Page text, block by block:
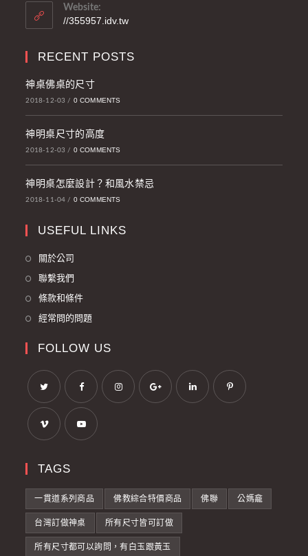
Website:
//355957.idv.tw
RECENT POSTS
神桌佛桌的尺寸
2018-12-03 / 0 COMMENTS
神明桌尺寸的高度
2018-12-03 / 0 COMMENTS
神明桌怎麼設計？和風水禁忌
2018-11-04 / 0 COMMENTS
USEFUL LINKS
關於公司
聯繫我們
條款和條件
經常問的問題
FOLLOW US
TAGS
一貫道系列商品 佛教綜合特價商品 佛聯 公媽龕
台灣訂做神桌 所有尺寸皆可訂做
所有尺寸都可以詢問，有白玉跟黃玉